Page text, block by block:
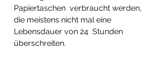
Papiertaschen  verbraucht werden,
die meistens nicht mal eine
Lebensdauer von 24  Stunden
überschreiten.